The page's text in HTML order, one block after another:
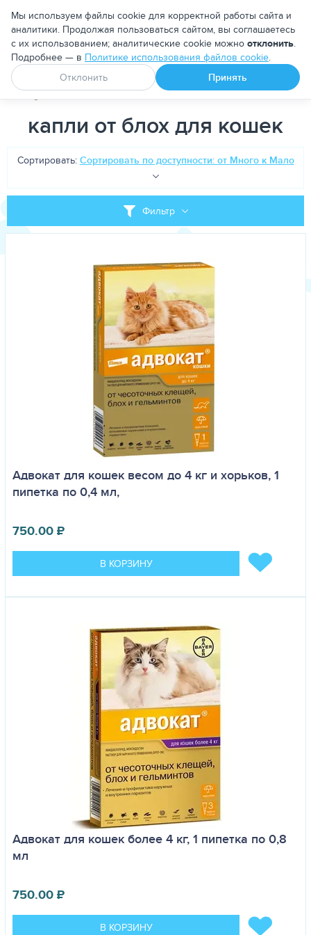
Москва
Апоквел Ветмедин От блох и клещей
PetDog Теги капли от блох для кошек
капли от блох для кошек
Фильтр
Сортировать: Сортировать по доступности: от Много к Мало
Адвокат для кошек весом до 4 кг и хорьков, 1
пипетка по 0,4 мл,
750.00₽
В КОРЗИНУ
Адвокат для кошек более 4 кг, 1 пипетка по 0,8
мл
750.00₽
В КОРЗИНУ
Мы используем файлы cookie для корректной работы сайта и
аналитики. Продолжая пользоваться сайтом, вы соглашаетесь
с их использованием; аналитические cookie можно отклонить.
Подробнее — в Политике использования файлов cookie.
Отклонить
Принять